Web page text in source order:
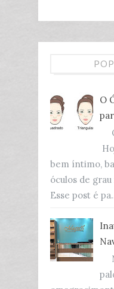
O
bem íntimo,
óculos de
Esse post é